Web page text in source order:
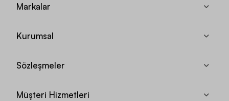
Markalar
Kurumsal
Sözleşmeler
Müşteri Hizmetleri